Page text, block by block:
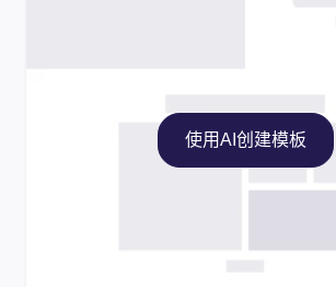
使用AI创建模板